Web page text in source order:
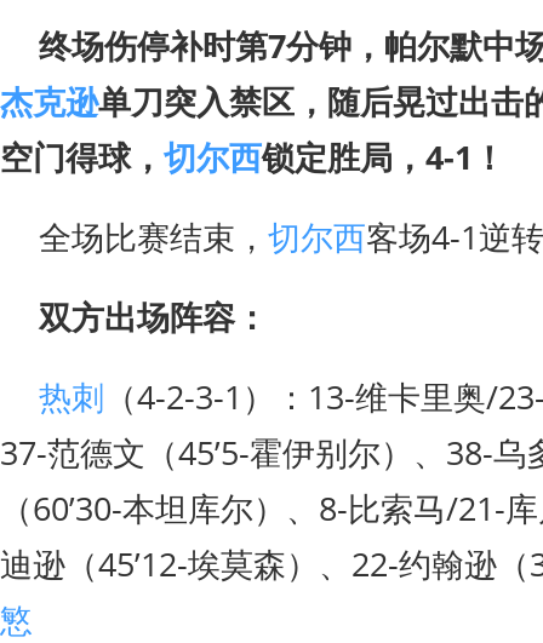
终场伤停补时第7分钟，帕尔默中
杰克逊单刀突入禁区，随后晃过出击
空门得球， 切尔西锁定胜局，4-1！
全场比赛结束， 切尔西客场4-1逆转
双方出场阵容：
热刺 （4-2-3-1）：13-维卡里奥/
37-范德文（45’5-霍伊别尔）、38-
（60’30-本坦库尔）、8-比索马/21-
迪逊（45’12-埃莫森）、22-约翰逊（
慜